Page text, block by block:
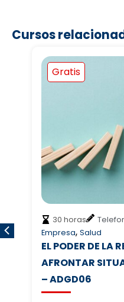
Cursos
Gratis
30 horas
Empresa, Salud
EL PODER DE LA
AFRONTAR
– ADGD06